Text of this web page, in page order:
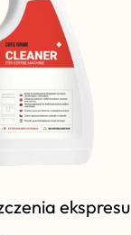
ekspresu